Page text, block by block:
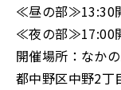
≪昼の部≫13:30
≪夜の部≫17:00
開催場所：なか
都中野区中野2丁